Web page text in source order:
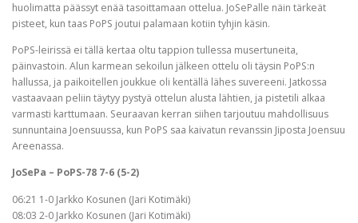
huolimatta päässyt enää tasoittamaan ottelua. JoSePalle näin tärkeät
pisteet, kun taas PoPS joutui palamaan kotiin tyhjin käsin.
PoPS-leirissä ei tällä kertaa oltu tappion tullessa musertuneita,
päinvastoin. Alun karmean sekoilun jälkeen ottelu oli täysin PoPS:n
hallussa, ja paikoitellen joukkue oli kentällä lähes suvereeni. Jatkossa
vastaavaan peliin täytyy pystyä ottelun alusta lähtien, ja pistetili alkaa
varmasti karttumaan. Seuraavan kerran siihen tarjoutuu mahdollisuus
sunnuntaina Joensuussa, kun PoPS saa kaivatun revanssin Jiposta Joensuu
Areenassa.
JoSePa – PoPS-78 7-6 (5-2)
06:21 1-0 Jarkko Kosunen (Jari Kotimäki)
08:03 2-0 Jarkko Kosunen (Jari Kotimäki)